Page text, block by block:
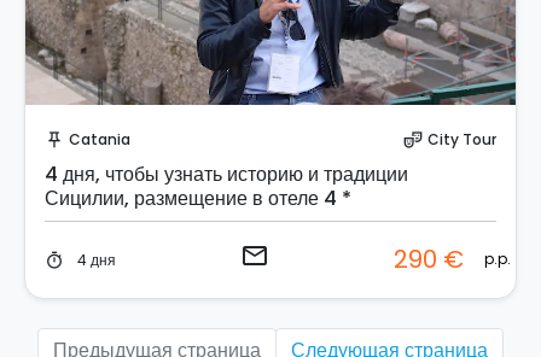
push_pin Catania theater_comedy City Tour
4 дня, чтобы узнать историю и традиции
Сицилии, размещение в отеле 4 *
timer 4 дня email 290 € p.p.
Предыдущая страница Следующая страница